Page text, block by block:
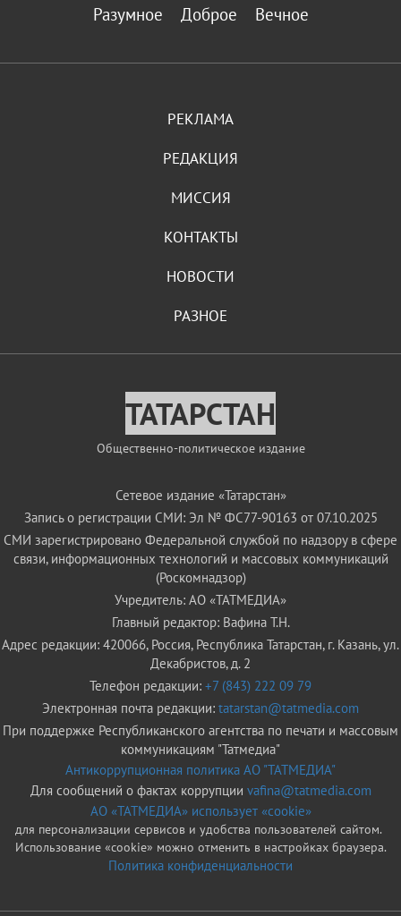
Разумное Доброе Вечное
РЕКЛАМА
РЕДАКЦИЯ
МИССИЯ
КОНТАКТЫ
НОВОСТИ
РАЗНОЕ
ТАТАРСТАН
Общественно-политическое издание
Сетевое издание «Татарстан»
Запись о регистрации СМИ: Эл № ФС77-90163 от 07.10.2025
СМИ зарегистрировано Федеральной службой по надзору в сфере
связи, информационных технологий и массовых коммуникаций
(Роскомнадзор)
Учредитель: АО «ТАТМЕДИА»
Главный редактор: Вафина Т.Н.
Адрес редакции: 420066, Россия, Республика Татарстан, г. Казань, ул.
Декабристов, д. 2
Телефон редакции: +7 (843) 222 09 79
Электронная почта редакции: tatarstan@tatmedia.com
При поддержке Республиканского агентства по печати и массовым
коммуникациям "Татмедиа"
Антикоррупционная политика АО "ТАТМЕДИА"
Для сообщений о фактах коррупции vafina@tatmedia.com
АО «ТАТМЕДИА» использует «cookie»
для персонализации сервисов и удобства пользователей сайтом.
Использование «cookie» можно отменить в настройках браузера.
Политика конфиденциальности